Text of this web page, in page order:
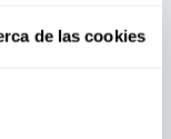
de las cookies
demuestra que la
de